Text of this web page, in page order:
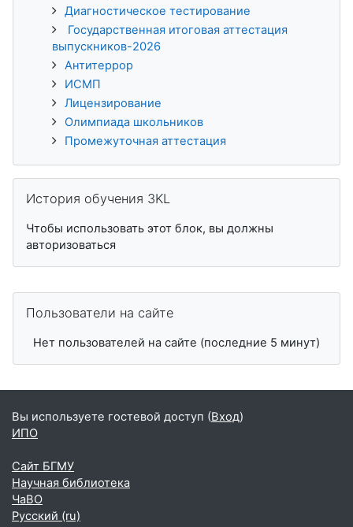
Диагностическое тестирование
Государственная итоговая аттестация
выпускников-2026
Антитеррор
ИСМП
Лицензирование
Олимпиада школьников
Промежуточная аттестация
История обучения 3KL
Чтобы использовать этот блок, вы должны
авторизоваться
Пользователи на сайте
Нет пользователей на сайте (последние 5 минут)
Вы используете гостевой доступ (Вход)
ИПО
Сайт БГМУ
Научная библиотека
ЧаВО
Русский ‎(ru)‎